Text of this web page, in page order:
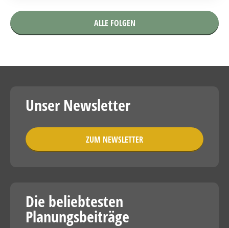
ALLE FOLGEN
Unser Newsletter
ZUM NEWSLETTER
Die beliebtesten
Planungsbeiträge